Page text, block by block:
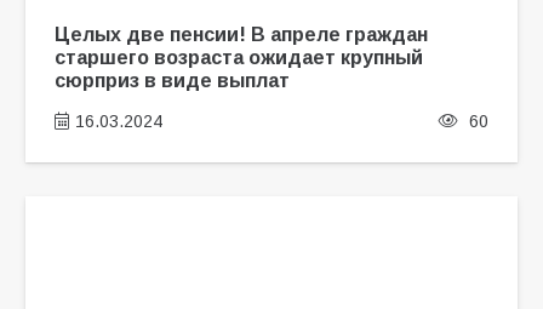
Целых две пенсии! В апреле граждан
старшего возраста ожидает крупный
сюрприз в виде выплат
16.03.2024 60